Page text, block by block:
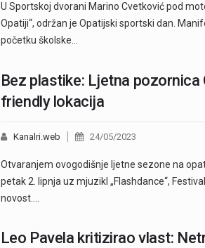
U Sportskoj dvorani Marino Cvetković pod
Opatiji“, održan je Opatijski sportski dan.
početku školske…
Bez plastike: Ljetna pozornica
friendly lokacija
Kanalri.web 24/05/2023
Otvaranjem ovogodišnje ljetne sezone na
petak 2. lipnja uz mjuzikl „Flashdance“,
novost.…
Leo Pavela kritizirao vlast: